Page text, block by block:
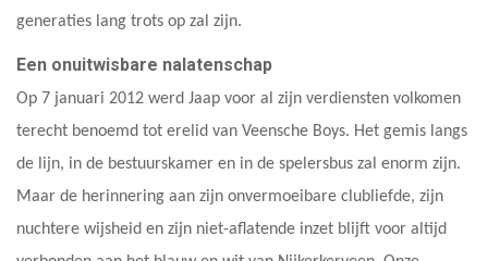
generaties lang trots op zal zijn.
Een onuitwisbare nalatenschap
Op 7 januari 2012 werd Jaap voor al zijn verdiensten volkomen
terecht benoemd tot erelid van Veensche Boys. Het gemis langs
de lijn, in de bestuurskamer en in de spelersbus zal enorm zijn.
Maar de herinnering aan zijn onvermoeibare clubliefde, zijn
nuchtere wijsheid en zijn niet-aflatende inzet blijft voor altijd